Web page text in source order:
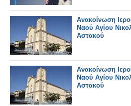
Ανακοίνωση
Ναού Αγίου
Αστακού
Ανακοίνωση
Ναού Αγίου
Αστακού